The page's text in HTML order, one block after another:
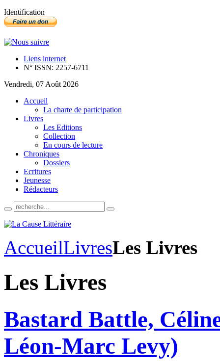
Identification
Liens internet
N° ISSN: 2257-6711
Vendredi, 07 Août 2026
Accueil
La charte de participation
Livres
Les Editions
Collection
En cours de lecture
Chroniques
Dossiers
Ecritures
Jeunesse
Rédacteurs
AccueilLivresLes Livres
Les Livres
Bastard Battle,
Léon-Marc Levy)